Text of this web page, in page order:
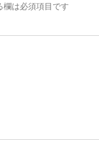
欄は必須項目です